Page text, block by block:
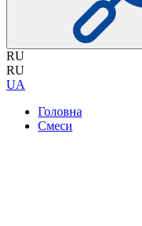
RU
RU
UA
Головна
Смеси